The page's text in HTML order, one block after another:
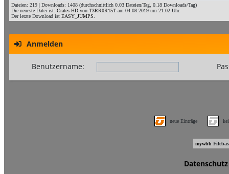
Dateien: 219 | Downloads: 1408 (durchschnittlich 0.03 Dateien/Tag, 0.18 Downloads/Tag)
Die neueste Datei ist: Crates HDvon T3RR0R15Tam 04.08.2019 um 21:02 Uhr.
Der letzte Download ist EASY_JUMPS.
Anmelden
Benutzername:
neue Einträge
mywbb
Datenschutz